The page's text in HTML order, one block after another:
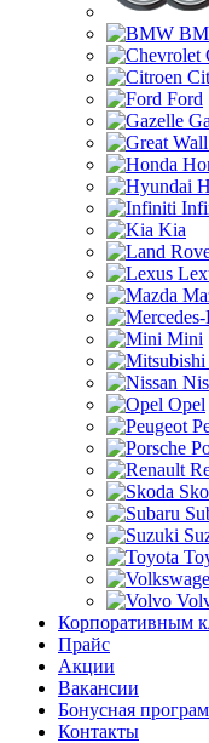
Ford
Kia
Mini
Opel
Корпоративным
Прайс
Акции
Вакансии
Бонусная
Контакты